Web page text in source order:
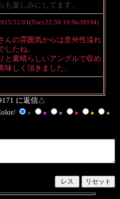
も楽しみにしてます。
12/01(Tue) 22:59:10/No39194)
んの雰囲気からは意外性溢れ
したね。
と素晴らしいアングルで収め
味しく頂きました。
に返信△
● ● ● ● ●
●